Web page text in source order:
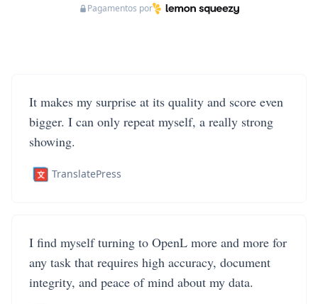
Pagamentos por
It makes my surprise at its quality and score even
bigger. I can only repeat myself, a really strong
showing.
TranslatePress
I find myself turning to OpenL more and more for
any task that requires high accuracy, document
integrity, and peace of mind about my data.